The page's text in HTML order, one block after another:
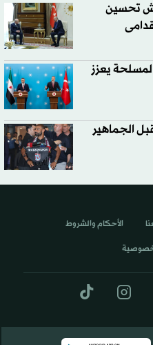
تحسين
يعزز
الجماهير
الأحكام والشروط